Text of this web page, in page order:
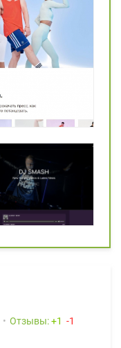
Отзывы: 1
1